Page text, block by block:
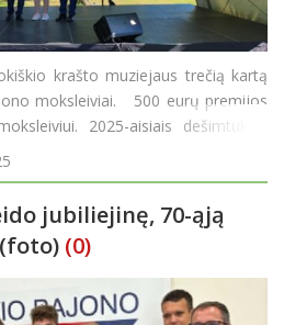
krašto muziejaus trečią kartą
moksleiviai. 500 eurų premijos
2025-aisiais dešimtukais
buvo daugiau - 42. Šiemet vien
jubiliejinę, 70-ąją
(0)